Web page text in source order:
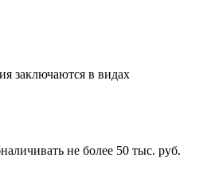
заключаются в видах
не более 50 тыс. руб.